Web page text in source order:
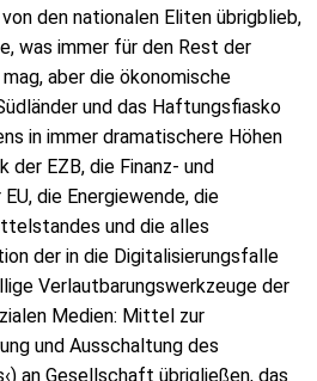
den nationalen Eliten übrigblieb,
was immer für den Rest der
aber die ökonomische
und das Haftungsfiasko
in immer dramatischere Höhen
der EZB, die Finanz- und
die Energiewende, die
und die alles
der in die Digitalisierungsfalle
Verlautbarungswerkzeuge der
Medien: Mittel zur
und Ausschaltung des
an Gesellschaft übrigließen, das